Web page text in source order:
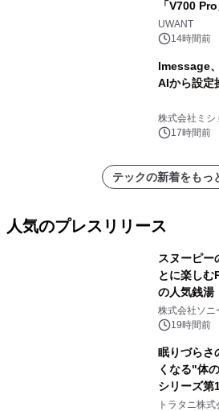
「V700
UWANT
14時間前
lmessage
AIから設定
株式会社ミシ
17時間前
テックの新着をもっ
人気のプレスリリース
スヌーピー
とに楽し
の人気銭湯
ラボレー
ボグッズも
株式会社ソニ
19時間前
眠りづらさ
くなる"体
シリーズ第
トラタニ株式